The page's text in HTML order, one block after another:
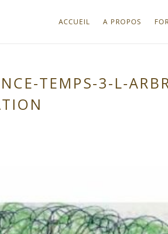
ACCUEIL A PROPOS
TEMPS-3-L-